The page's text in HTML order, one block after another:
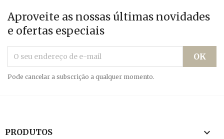
Aproveite as nossas últimas novidades
e ofertas especiais
Pode cancelar a subscrição a qualquer momento.
PRODUTOS 